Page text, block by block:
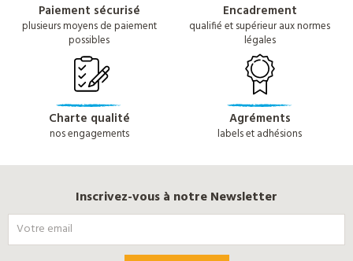
Paiement sécurisé
plusieurs moyens de paiement
possibles
Encadrement
qualifié et supérieur aux normes
légales
Charte qualité
nos engagements
Agréments
labels et adhésions
Inscrivez-vous à notre Newsletter